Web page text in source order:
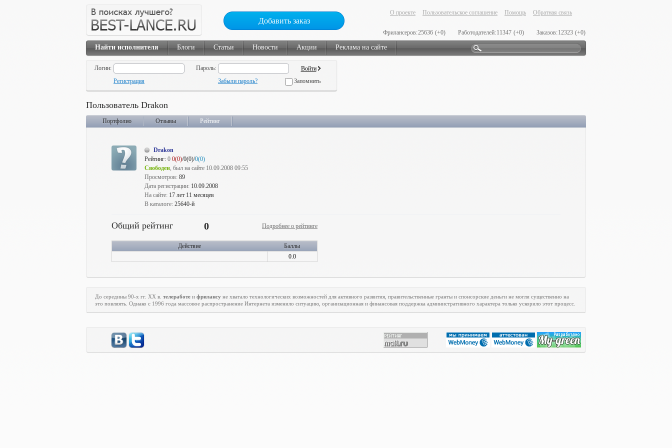
Добавить заказ
О проекте Пользовательское соглашение Помощь Обратная связь
Фрилансеров:25636 (+0) Работодателей:11347 (+0) Заказов:12323 (+0)
Найти исполнителя Блоги Статьи Новости Акции Реклама на сайте
Логин:
Пароль:
Регистрация
Забыли пароль? Запомнить
Пользователь Drakon
Портфолио Отзывы Рейтинг
Drakon
Рейтинг: 0 0(0)/0(0)/0(0)
Свободен, был на сайте 10.09.2008 09:55
Просмотров: 89
Дата регистрации: 10.09.2008
На сайте: 17 лет 11 месяцев
В каталоге: 25640-й
Общий рейтинг 0 Подробнее о рейтинге
Действие
Баллы
0.0
До середины 90-х гг. XX в. телеработе и фрилансу не хватало технологических возможностей для активного развития, правительственные гранты и спонсорские деньги не могли существенно на
это повлиять. Однако с 1996 года массовое распространение Интернета изменило ситуацию, организационная и финансовая поддержка административного характера только ускорило этот процесс.